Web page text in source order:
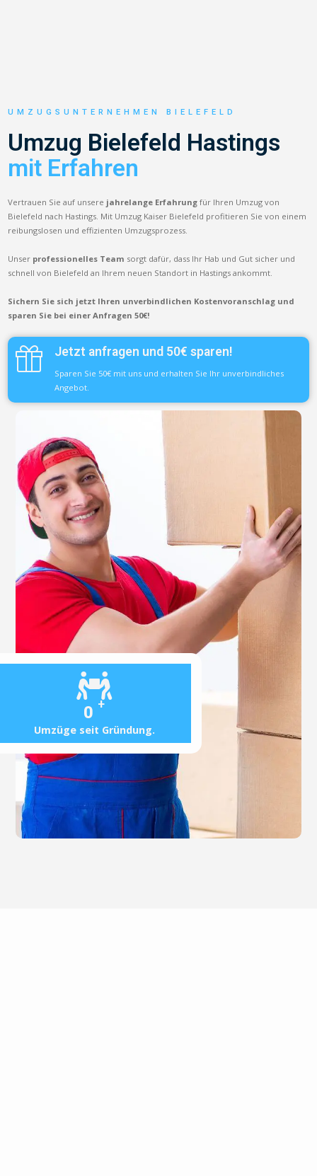
0 +
Umzüge seit Gründung.
UMZUGSUNTERNEHMEN BIELEFELD
Umzug Bielefeld Hastings
mit Erfahren
Vertrauen Sie auf unsere jahrelange Erfahrung für Ihren Umzug von
Bielefeld nach Hastings. Mit Umzug Kaiser Bielefeld profitieren Sie von einem
reibungslosen und effizienten Umzugsprozess.
Unser professionelles Team sorgt dafür, dass Ihr Hab und Gut sicher und
schnell von Bielefeld an Ihrem neuen Standort in Hastings ankommt.
Sichern Sie sich jetzt Ihren unverbindlichen Kostenvoranschlag und
sparen Sie bei einer Anfragen 50€!
Jetzt anfragen und 50€ sparen!
Sparen Sie 50€ mit uns und erhalten Sie Ihr unverbindliches
Angebot.